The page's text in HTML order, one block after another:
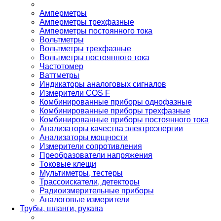
Амперметры
Амперметры трехфазные
Амперметры постоянного тока
Вольтметры
Вольтметры трехфазные
Вольтметры постоянного тока
Частотомер
Ваттметры
Индикаторы аналоговых сигналов
Измерители COS F
Комбинированные приборы однофазные
Комбинированные приборы трехфазные
Комбинированные приборы постоянного тока
Анализаторы качества электроэнергии
Анализаторы мощности
Измерители сопротивления
Преобразователи напряжения
Токовые клещи
Мультиметры, тестеры
Трассоискатели, детекторы
Радиоизмерительные приборы
Аналоговые измерители
Трубы, шланги, рукава